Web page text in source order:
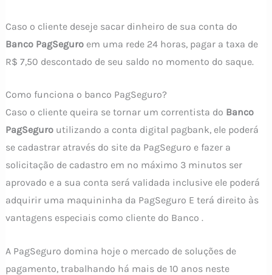
Caso o cliente deseje sacar dinheiro de sua conta do
Banco PagSeguroem uma rede 24 horas, pagar a taxa de
R$ 7,50 descontado de seu saldo no momento do saque.
Como funciona o banco PagSeguro?
Caso o cliente queira se tornar um correntista do Banco
PagSeguroutilizando a conta digital pagbank, ele poderá
se cadastrar através do site da PagSeguro e fazer a
solicitação de cadastro em no máximo 3 minutos ser
aprovado e a sua conta será validada inclusive ele poderá
adquirir uma maquininha da PagSeguro E terá direito às
vantagens especiais como cliente do Banco .
A PagSeguro domina hoje o mercado de soluções de
pagamento, trabalhando há mais de 10 anos neste